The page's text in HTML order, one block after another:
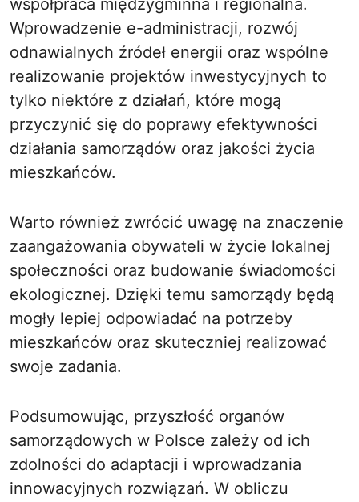
współpraca międzygminna i regionalna.
Wprowadzenie e-administracji, rozwój
odnawialnych źródeł energii oraz wspólne
realizowanie projektów inwestycyjnych to
tylko niektóre z działań, które mogą
przyczynić się do poprawy efektywności
działania samorządów oraz jakości życia
mieszkańców.
Warto również zwrócić uwagę na znaczenie
zaangażowania obywateli w życie lokalnej
społeczności oraz budowanie świadomości
ekologicznej. Dzięki temu samorządy będą
mogły lepiej odpowiadać na potrzeby
mieszkańców oraz skuteczniej realizować
swoje zadania.
Podsumowując, przyszłość organów
samorządowych w Polsce zależy od ich
zdolności do adaptacji i wprowadzania
innowacyjnych rozwiązań. W obliczu